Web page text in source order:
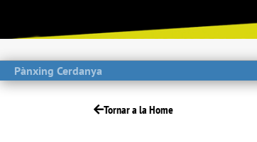
Pànxing Cerdanya
Tornar a la Home